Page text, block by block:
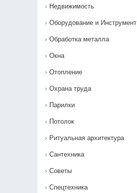
Недвижимость
Оборудование и Инструмент
Обработка металла
Окна
Отопление
Охрана труда
Парилки
Потолок
Ритуальная архитектура
Сантехника
Советы
Спецтехника